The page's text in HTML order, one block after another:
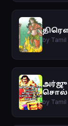
by Tamil
by Tamil